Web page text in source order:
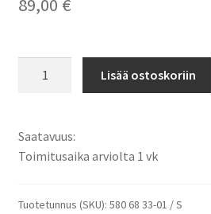
89,00 €
01,
580
33-
Lisää ostoskoriin
Saatavuus:
Toimitusaika arviolta 1 vk
Tuotetunnus (SKU): 580 68 33-01 / S